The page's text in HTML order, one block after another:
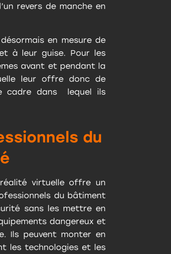
revers de manche en
en mesure de
à leur guise. Pour les
avant et pendant la
leur offre donc de
cadre dans lequel ils
du
virtuelle offre un
du bâtiment
sans les mettre en
dangereux et
Ils peuvent monter en
les technologies et les